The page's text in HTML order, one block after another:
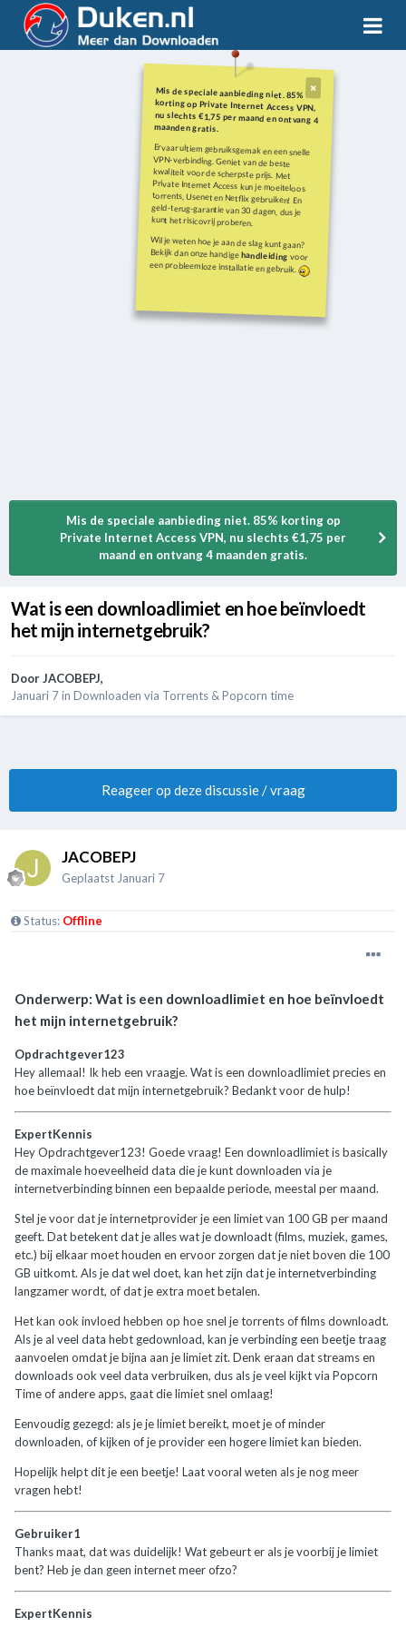
Mis de speciale aanbieding niet. 85%
korting op Private Internet Access VPN,
nu slechts €1,75 per maand en ontvang 4
maanden gratis.
Ervaar ultiem gebruiksgemak en een snelle
VPN-verbinding. Geniet van de beste
kwaliteit voor de scherpste prijs. Met
Private Internet Access kun je moeiteloos
torrents, Usenet en Netflix gebruiken! En
geld-terug-garantie van 30 dagen, dus je
kunt het risicovrij proberen.
Wil je weten hoe je aan de slag kunt gaan?
Bekijk dan onze handigehandleiding voor
een probleemloze installatie en gebruik.
Mis de speciale aanbieding niet. 85% korting op
Private Internet Access VPN, nu slechts €1,75 per
maand en ontvang 4 maanden gratis.
Wat is een downloadlimiet en hoe beïnvloedt
het mijn internetgebruik?
DoorJACOBEPJ,
Januari 7in Downloaden via Torrents & Popcorn time
Reageer op deze discussie / vraag
JACOBEPJ
Geplaatst Januari 7
Status: Offline
Onderwerp: Wat is een downloadlimiet en hoe beïnvloedt
het mijn internetgebruik?
Opdrachtgever123
Hey allemaal! Ik heb een vraagje. Wat is een downloadlimiet precies en
hoe beïnvloedt dat mijn internetgebruik? Bedankt voor de hulp!
ExpertKennis
Hey Opdrachtgever123! Goede vraag! Een downloadlimiet is basically
de maximale hoeveelheid data die je kunt downloaden via je
internetverbinding binnen een bepaalde periode, meestal per maand.
Stel je voor dat je internetprovider je een limiet van 100 GB per maand
geeft. Dat betekent dat je alles wat je downloadt (films, muziek, games,
etc.) bij elkaar moet houden en ervoor zorgen dat je niet boven die 100
GB uitkomt. Als je dat wel doet, kan het zijn dat je internetverbinding
langzamer wordt, of dat je extra moet betalen.
Het kan ook invloed hebben op hoe snel je torrents of films downloadt.
Als je al veel data hebt gedownload, kan je verbinding een beetje traag
aanvoelen omdat je bijna aan je limiet zit. Denk eraan dat streams en
downloads ook veel data verbruiken, dus als je veel kijkt via Popcorn
Time of andere apps, gaat die limiet snel omlaag!
Eenvoudig gezegd: als je je limiet bereikt, moet je of minder
downloaden, of kijken of je provider een hogere limiet kan bieden.
Hopelijk helpt dit je een beetje! Laat vooral weten als je nog meer
vragen hebt!
Gebruiker1
Thanks maat, dat was duidelijk! Wat gebeurt er als je voorbij je limiet
bent? Heb je dan geen internet meer ofzo?
ExpertKennis